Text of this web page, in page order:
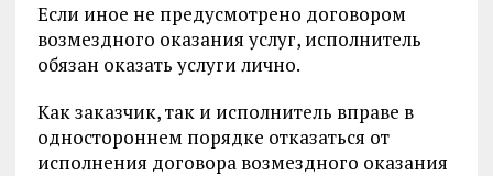
Если иное не предусмотрено договором
возмездного оказания услуг, исполнитель
обязан оказать услуги лично.
Как заказчик, так и исполнитель вправе в
одностороннем порядке отказаться от
исполнения договора возмездного оказания